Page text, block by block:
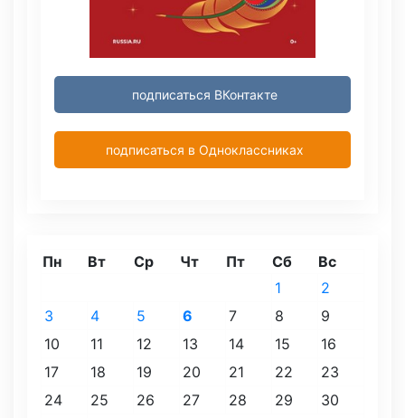
подписаться ВКонтакте
подписаться в Одноклассниках
Пн Вт Ср Чт Пт Сб Вс
1
2
3
4 5 6 7 8
9
10
11 12 13 14 15
16
17
18 19 20 21 22
23
24
25 26 27 28 29
30